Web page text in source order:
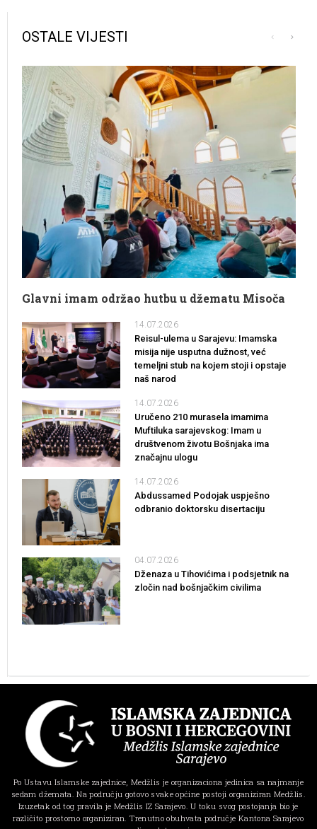
OSTALE VIJESTI
Glavni imam održao hutbu u džematu Misoča
14.07.2026
Reisul-ulema u Sarajevu: Imamska
misija nije usputna dužnost, već
temeljni stub na kojem stoji i opstaje
naš narod
14.07.2026
Uručeno 210 murasela imamima
Muftiluka sarajevskog: Imam u
društvenom životu Bošnjaka ima
značajnu ulogu
14.07.2026
Abdussamed Podojak uspješno
odbranio doktorsku disertaciju
04.07.2026
Dženaza u Tihovićima i podsjetnik na
zločin nad bošnjačkim civilima
Po Ustavu Islamske zajednice, Medžlis je organizaciona jedinica sa najmanje
sedam džemata. Na području gotovo svake općine postoji organiziran Medžlis.
Izuzetak od tog pravila je Medžlis IZ Sarajevo. U toku svog postojanja bio je
različito prostorno organiziran. Trenutno obuhvata područje Kantona Sarajevo